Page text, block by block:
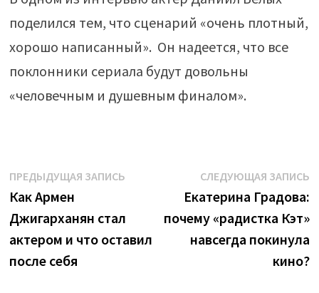
поделился тем, что сценарий «очень плотный,
хорошо написанный». Он надеется, что все
поклонники сериала будут довольны
«человечным и душевным финалом».
Навигация
по
записям
ПРЕДЫДУЩАЯ ЗАПИСЬПредыдущая
Как Армен
Джигарханян стал
актером и что оставил
после себя
СЛЕДУЮЩАЯ ЗАПИСЬ
Екатерина Градова:
почему «радистка Кэт»
навсегда покинула
кино?